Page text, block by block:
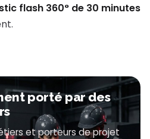
flash 360° de 30 minutes
porté par des
et porteurs de projet